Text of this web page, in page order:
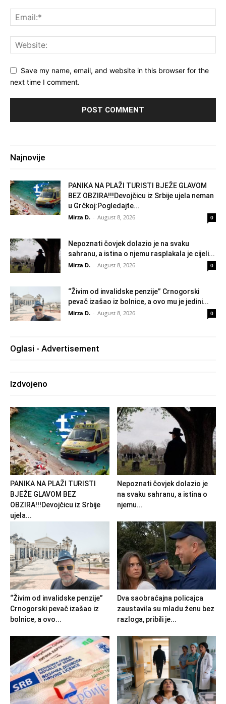
Save my name, email, and website in this browser for the
next time I comment.
Najnovije
PANIKA NA PLAŽI TURISTI BJEŽE GLAVOM
BEZ OBZIRA!!!Devojčicu iz Srbije ujela neman
u Grčkoj:Pogledajte...
Mirza D. - August 8, 2026 0
Nepoznati čovjek dolazio je na svaku
sahranu, a istina o njemu rasplakala je cijeli...
Mirza D. - August 8, 2026 0
“Živim od invalidske penzije” Crnogorski
pevač izašao iz bolnice, a ovo mu je jedini...
Mirza D. - August 8, 2026 0
Oglasi - Advertisement
Izdvojeno
PANIKA NA PLAŽI TURISTI
BJEŽE GLAVOM BEZ
OBZIRA!!!Devojčicu iz Srbije
ujela...
Nepoznati čovjek dolazio je
na svaku sahranu, a istina o
njemu...
“Živim od invalidske penzije”
Crnogorski pevač izašao iz
bolnice, a ovo...
Dva saobraćajna policajca
zaustavila su mladu ženu bez
razloga, pribili je...